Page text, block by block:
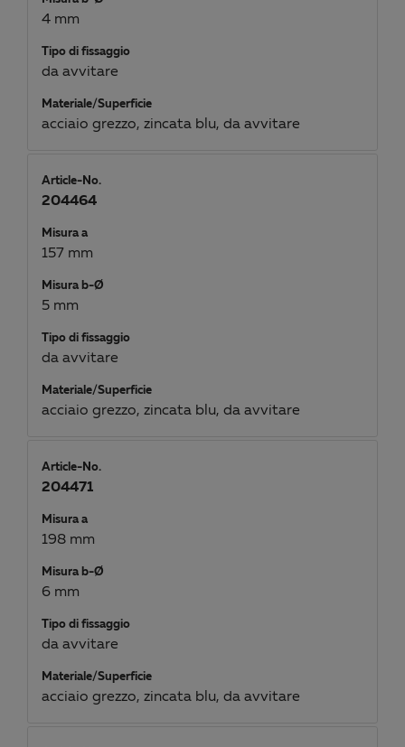
4 mm
Tipo di fissaggio
da avvitare
Materiale/Superficie
acciaio grezzo, zincata blu, da avvitare
Article-No.
204464
Misura a
157 mm
Misura b-Ø
5 mm
Tipo di fissaggio
da avvitare
Materiale/Superficie
acciaio grezzo, zincata blu, da avvitare
Article-No.
204471
Misura a
198 mm
Misura b-Ø
6 mm
Tipo di fissaggio
da avvitare
Materiale/Superficie
acciaio grezzo, zincata blu, da avvitare